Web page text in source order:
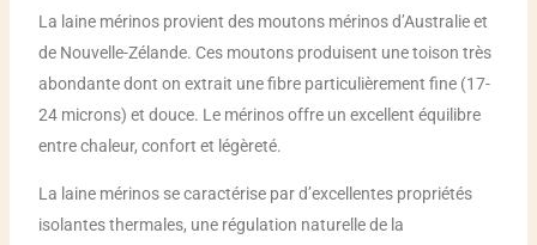
La laine mérinos provient des moutons mérinos d’Australie et
de Nouvelle-Zélande. Ces moutons produisent une toison très
abondante dont on extrait une fibre particulièrement fine (17-
24 microns) et douce. Le mérinos offre un excellent équilibre
entre chaleur, confort et légèreté.
La laine mérinos se caractérise par d’excellentes propriétés
isolantes thermales, une régulation naturelle de la